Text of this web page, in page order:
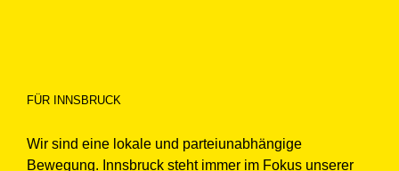
FÜR INNSBRUCK
Wir sind eine lokale und parteiunabhängige
Bewegung. Innsbruck steht immer im Fokus unserer